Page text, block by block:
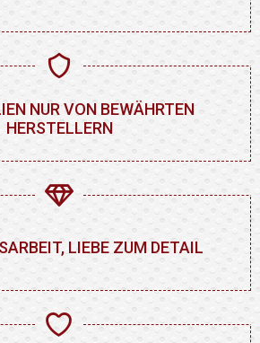
NUR VON BEWÄHRTEN
HERSTELLERN
LIEBE ZUM DETAIL